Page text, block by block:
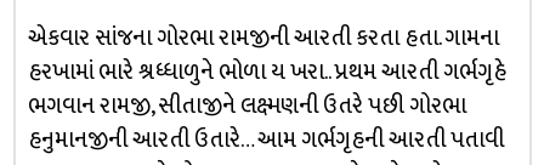
એકવાર સાંજના ગોરભા રામજીની આરતી કરતા હતા. ગામના
હરખામાં ભારે શ્રધ્ધાળુને ભોળા ય ખરા.. પ્રથમ આરતી ગર્ભગૃહે
ભગવાન રામજી, સીતાજીને લક્ષ્મણની ઉતરે પછી ગોરભા
હનુમાનજીની આરતી ઉતારે… આમ ગર્ભગૃહની આરતી પતાવી